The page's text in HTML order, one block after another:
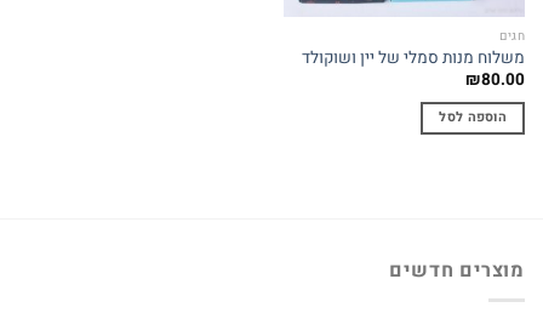
חגים
משלוח מנות סמלי של יין ושוקולד
₪80.00
הוספה לסל
מוצרים חדשים